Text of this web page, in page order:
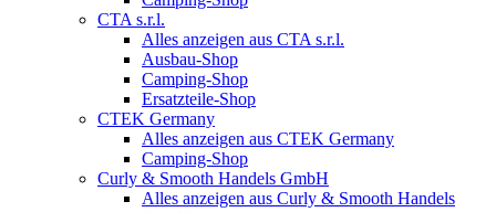
CTA s.r.l.
Alles anzeigen aus CTA s.r.l.
Ausbau-Shop
Camping-Shop
Ersatzteile-Shop
CTEK Germany
Alles anzeigen aus CTEK Germany
Camping-Shop
Curly & Smooth Handels GmbH
Alles anzeigen aus Curly & Smooth Handels